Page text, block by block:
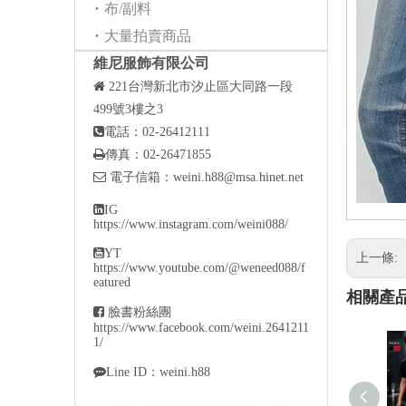
布/副料
大量拍賣商品
維尼服飾有限公司
 221台灣新北市汐止區大同路一段
499號3樓之3
電話：02-26412111
傳真：02-26471855
 電子信箱： weini.h88@msa.hinet.net
IG
https://www.instagram.com/weini088/
YT
https://www.youtube.com/@weneed088/f
eatured
 臉書粉絲團
https://www.facebook.com/weini.2641211
1/
Line ID：weini.h88
上一條:
相關產